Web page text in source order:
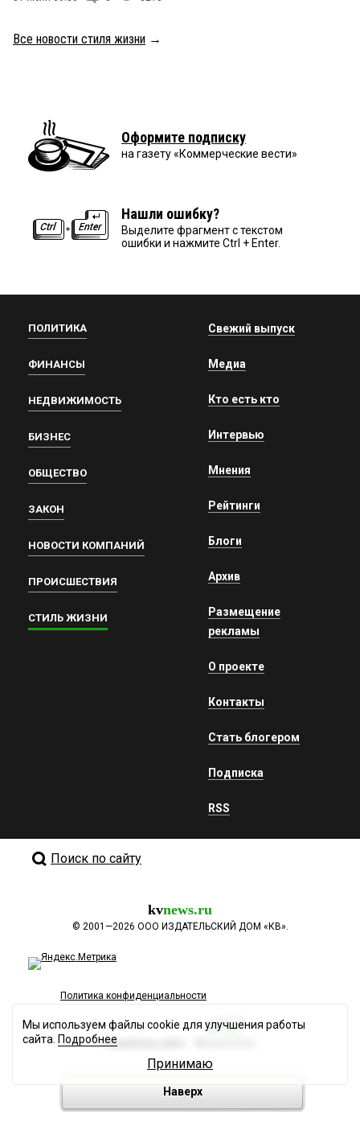
Все новости стиля жизни →
Оформите подписку
на газету «Коммерческие вести»
Нашли ошибку?
Выделите фрагмент с текстом
ошибки и нажмите Ctrl + Enter.
ПОЛИТИКА
ФИНАНСЫ
НЕДВИЖИМОСТЬ
БИЗНЕС
ОБЩЕСТВО
ЗАКОН
НОВОСТИ КОМПАНИЙ
ПРОИСШЕСТВИЯ
СТИЛЬ ЖИЗНИ
Свежий выпуск
Медиа
Кто есть кто
Интервью
Мнения
Рейтинги
Блоги
Архив
Размещение
рекламы
О проекте
Контакты
Стать блогером
Подписка
RSS
Поиск по сайту
kvnews.ru
© 2001—2026 ООО ИЗДАТЕЛЬСКИЙ ДОМ «КВ».
Политика конфиденциальности
Разработка сайта
Наверх
Мы используем файлы cookie для улучшения работы
сайта. Подробнее
Принимаю